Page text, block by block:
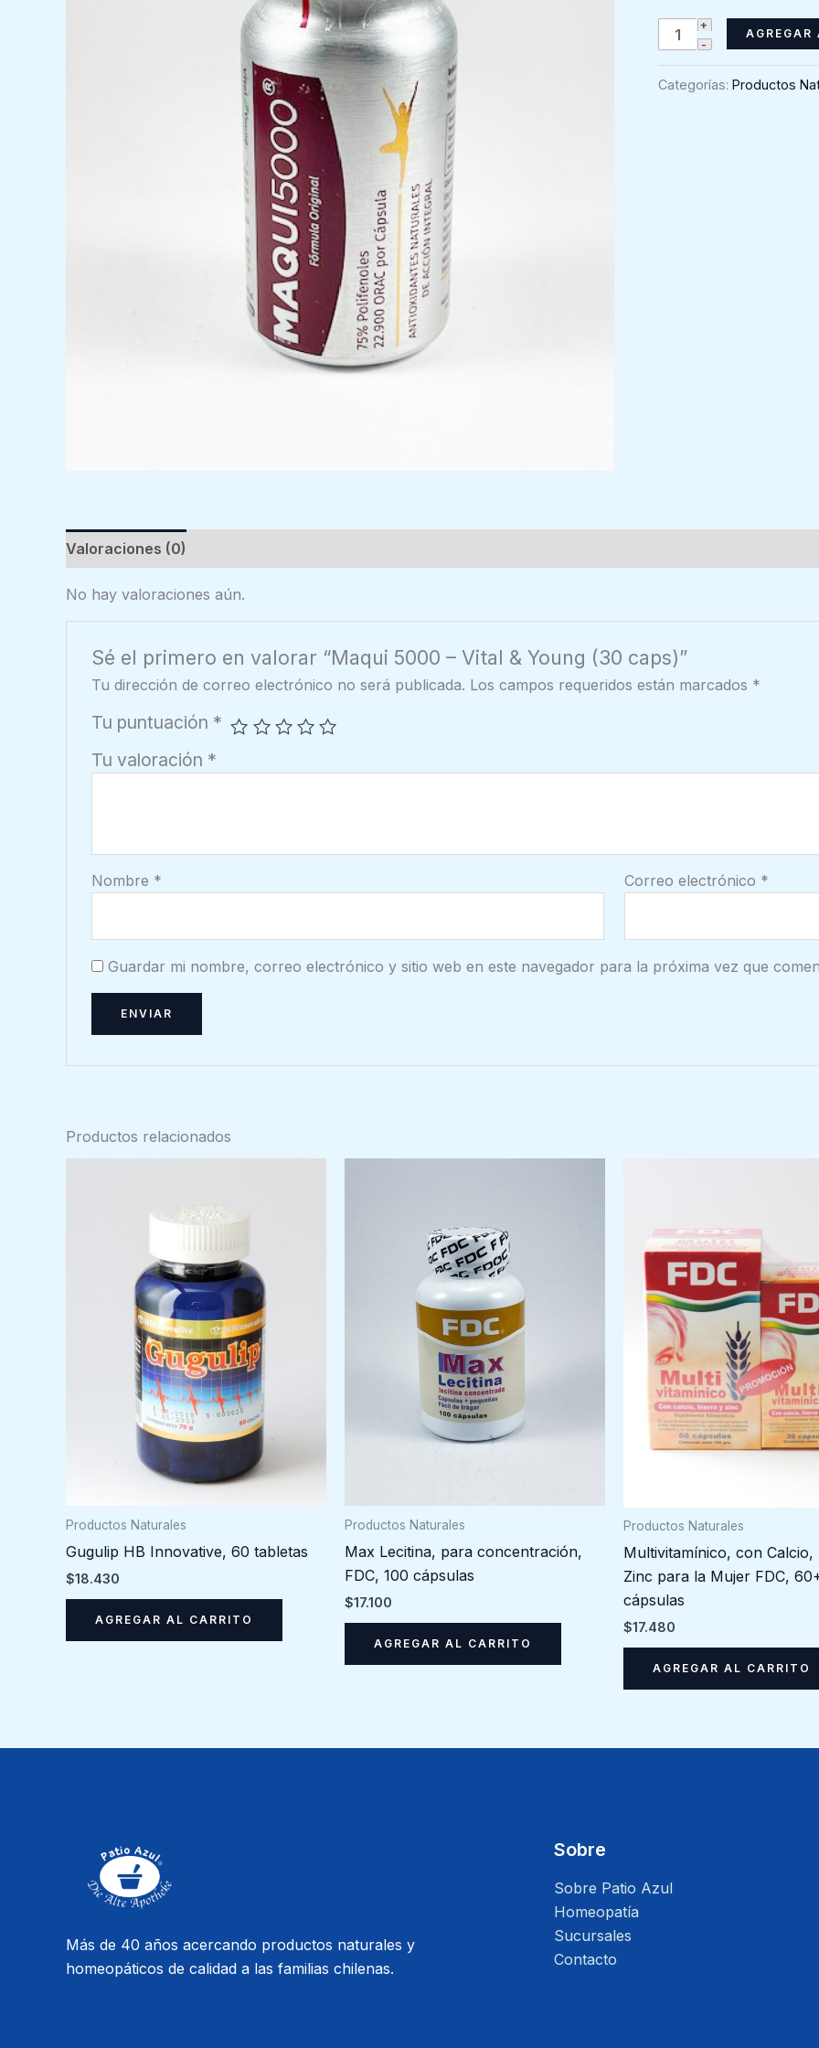
Maqui
5000
-
Categorías: Productos
Valoraciones (0)
No hay valoraciones aún.
Sé el primero en valorar “Maqui 5000 – Vital & Young (30 caps)”
Tu dirección de correo electrónico no será publicada. Los campos requeridos están marcados *
Tu puntuación *
Tu valoración *
Nombre * Correo electrónico *
Guardar mi nombre, correo electrónico y sitio web en este navegador para la próxima vez que
Productos relacionados
Productos Naturales
Gugulip HB Innovative, 60 tabletas
$18.430
AGREGAR AL CARRITO
Productos Naturales
Max Lecitina, para concentración,
FDC, 100 cápsulas
$17.100
AGREGAR AL CARRITO
Productos Naturales
Multivitamínico, con
Zinc para la Mujer FDC,
cápsulas
$17.480
AGREGAR AL CARRITO
Más de 40 años acercando productos naturales y
homeopáticos de calidad a las familias chilenas.
Sobre
Sobre Patio Azul
Homeopatía
Sucursales
Contacto